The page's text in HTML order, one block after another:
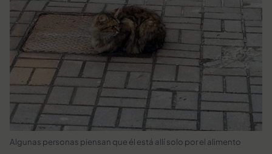
Algunas personas piensan que él está allí solo por el alimento